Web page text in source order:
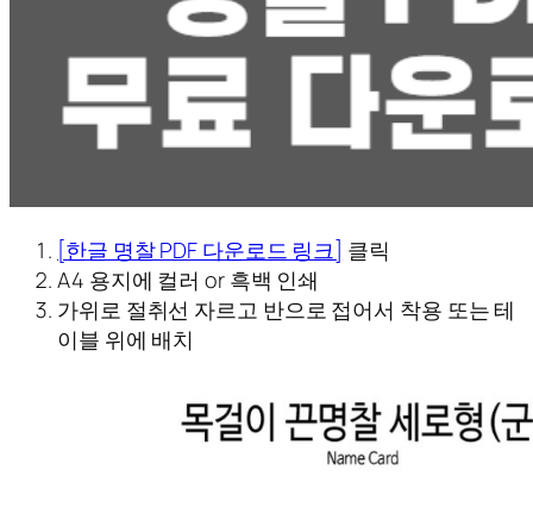
[한글 명찰 PDF 다운로드 링크] 클릭
A4 용지에 컬러 or 흑백 인쇄
가위로 절취선 자르고 반으로 접어서 착용 또는 테
이블 위에 배치